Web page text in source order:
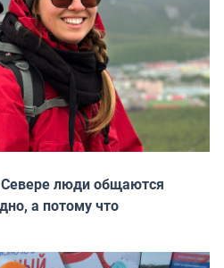
люди общаются
а потому что